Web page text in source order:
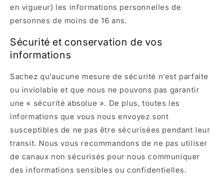
en vigueur) les informations personnelles de
personnes de moins de 16 ans.
Sécurité et conservation de vos
informations
Sachez qu’aucune mesure de sécurité n’est parfaite
ou inviolable et que nous ne pouvons pas garantir
une « sécurité absolue ». De plus, toutes les
informations que vous nous envoyez sont
susceptibles de ne pas être sécurisées pendant leur
transit. Nous vous recommandons de ne pas utiliser
de canaux non sécurisés pour nous communiquer
des informations sensibles ou confidentielles.